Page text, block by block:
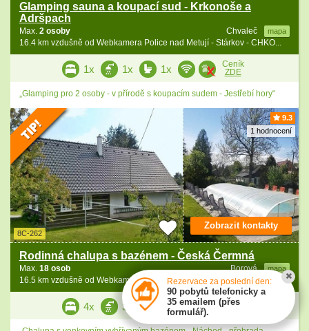
Glamping sauna a koupací sud - Krkonoše a
Adršpach
Chvaleč mapa
Max. 2 osoby
16.4 km vzdušně od Webkamera Police nad Metují - Stárkov - CHKO...
1x 1x 1x
Ceník
ZDE
„Glamping pro 2 osoby - v přírodě s koupacím sudem - Jestřebí hory“
9.3
1 hodnocení
8C-262
Rodinná chalupa s bazénem - Česká Čermná
Borová mapa
Max. 18 osob
16.5 km vzdušně od Webkamera Police nad Metují - Stárkov - CHKO...
Zobrazit kontakty
4x 3x 4x
Ceník
Rezervace za poslední den:
90 pobytů telefonicky a
35 emailem (přes
formulář).